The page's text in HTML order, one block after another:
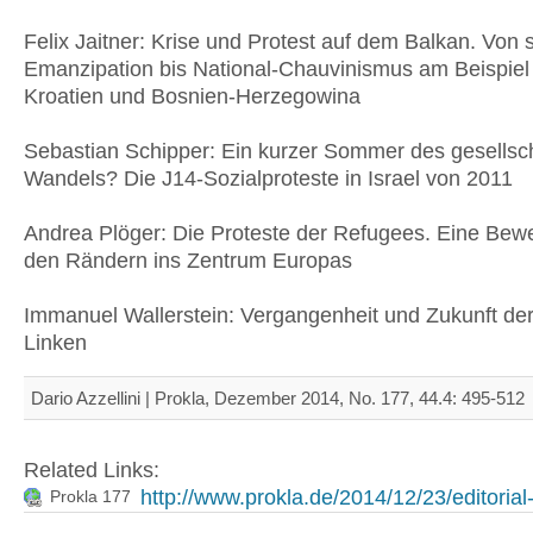
Felix Jaitner: Krise und Protest auf dem Balkan. Von
Emanzipation bis National-Chauvinismus am
Kroatien und Bosnien-Herzegowina
Sebastian Schipper: Ein kurzer Sommer des
Wandels? Die J14-Sozialproteste in Israel von
Andrea Plöger: Die Proteste der Refugees. Eine
den Rändern ins Zentrum Europas
Immanuel Wallerstein: Vergangenheit und Zukunft
Linken
Dario Azzellini | Prokla, Dezember 2014, No. 177, 44.4: 495-512
Related Links:
Prokla 177 http://www.prokla.de/2014/12/23/